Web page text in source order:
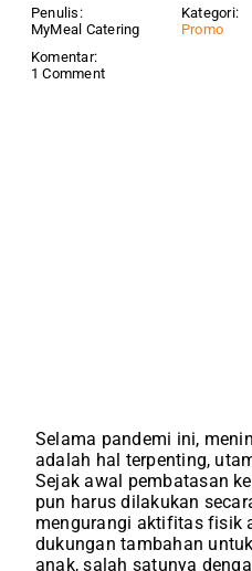
Company Profile
Penulis:
MyMeal Catering
Kategori:
Promo
Komentar:
1 Comment
Selama pandemi ini,
adalah hal terpenting,
Sejak awal pembatasan
pun harus dilakukan
mengurangi aktifitas fisik
dukungan tambahan
anak, salah satunya